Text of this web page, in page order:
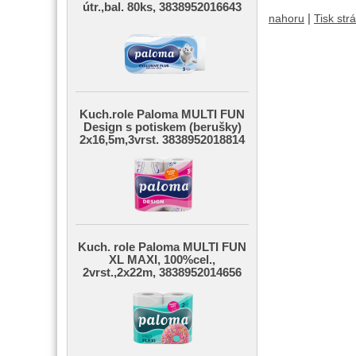
nahoru Tisk
útr.,bal. 80ks, 3838952016643
Kuch.role Paloma MULTI FUN
Design s potiskem (berušky)
2x16,5m,3vrst. 3838952018814
Kuch. role Paloma MULTI FUN
XL MAXI, 100%cel.,
2vrst.,2x22m, 3838952014656